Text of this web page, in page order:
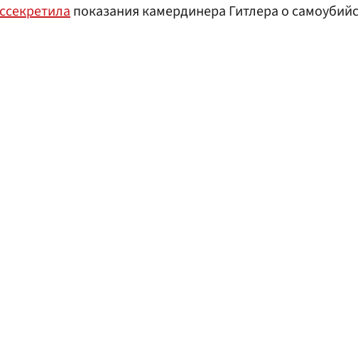
показания камердинера Гитлера о